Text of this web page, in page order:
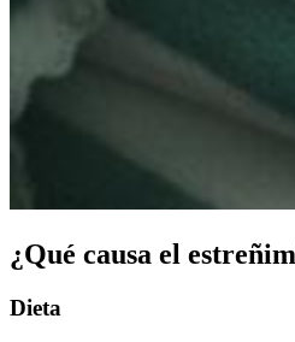
¿Qué causa el
Dieta